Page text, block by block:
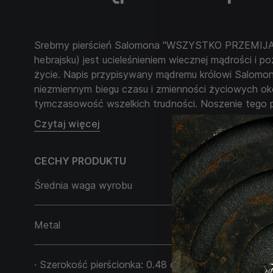
Srebrny pierścień Salomona "WSZYSTKO
hebrajsku) jest ucieleśnieniem wiecznej mądrości i
życie. Napis przypisywany mądremu królowi
niezmiennym biegu czasu i zmienności życiowych
tymczasowość wszelkich trudności. Noszenie tego
zawsze pamiętać, że każda sytuacja, niezależnie
zmieni. Ta ozdoba będzie doskonałym prezentem
wsparcia i przypomnienia o niezmiennych prawach
ucieleśnia mądrość i spokój, dodając pewności
sytuacji.
Czytaj więcej
CECHY PRODUKTU
Średnia waga wyrobu
6,65 g
Metal Srebro 925
· Szerokość pierścionka: 0.48 cm